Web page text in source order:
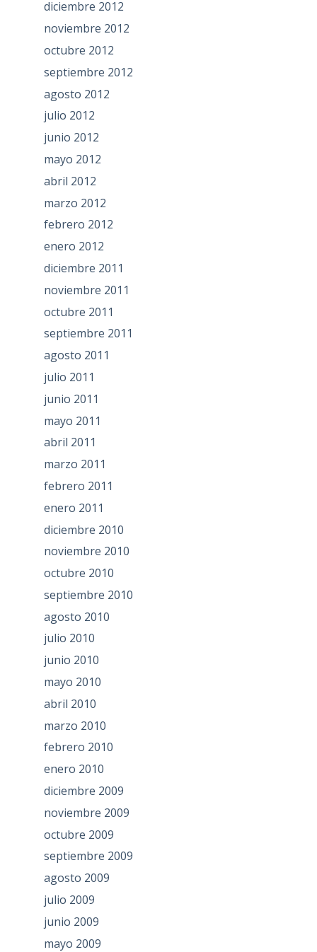
diciembre 2012
noviembre 2012
octubre 2012
septiembre 2012
agosto 2012
julio 2012
junio 2012
mayo 2012
abril 2012
marzo 2012
febrero 2012
enero 2012
diciembre 2011
noviembre 2011
octubre 2011
septiembre 2011
agosto 2011
julio 2011
junio 2011
mayo 2011
abril 2011
marzo 2011
febrero 2011
enero 2011
diciembre 2010
noviembre 2010
octubre 2010
septiembre 2010
agosto 2010
julio 2010
junio 2010
mayo 2010
abril 2010
marzo 2010
febrero 2010
enero 2010
diciembre 2009
noviembre 2009
octubre 2009
septiembre 2009
agosto 2009
julio 2009
junio 2009
mayo 2009